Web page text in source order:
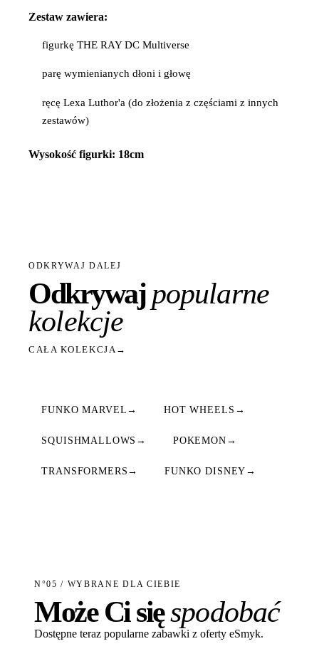
Zestaw zawiera:
figurkę THE RAY DC Multiverse
parę wymienianych dłoni i głowę
ręcę Lexa Luthor'a (do złożenia z częściami z innych
zestawów)
Wysokość figurki: 18cm
ODKRYWAJ DALEJ
Odkrywajpopularne
kolekcje
CAŁA KOLEKCJA →
FUNKO MARVEL → HOT WHEELS →
SQUISHMALLOWS → POKEMON →
TRANSFORMERS → FUNKO DISNEY →
N°05 / WYBRANE DLA CIEBIE
Może Ci sięspodobać
Dostępne teraz popularne zabawki z oferty eSmyk.